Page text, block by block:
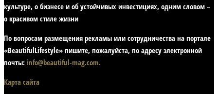
культуре, о бизнесе и об устойчивых инвестициях, одним словом –
о красивом стиле жизни
По вопросам размещения рекламы или сотрудничества на портале
«BeautifulLifestyle» пишите, пожалуйста, по адресу электронной
почты: info@beautiful-mag.com.
Карта сайта